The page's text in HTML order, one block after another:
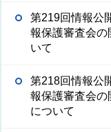
第219回情報公
報保護審査会の
いて
第218回情報公
報保護審査会の
について